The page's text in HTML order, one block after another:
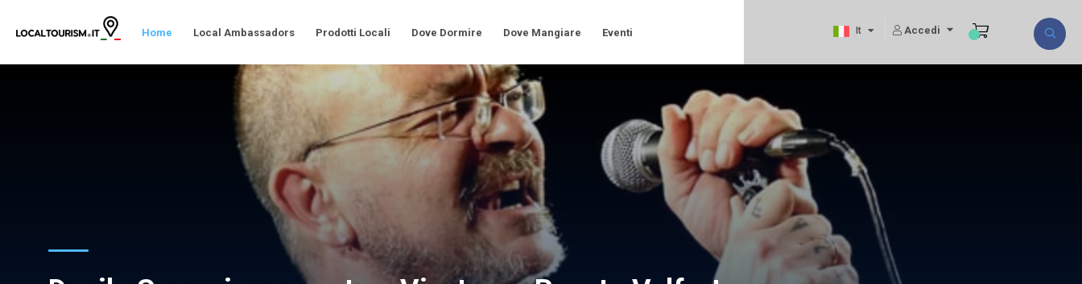
Accedi
It
Home Local Ambassadors Prodotti Locali Dove Dormire Dove Mangiare Eventi